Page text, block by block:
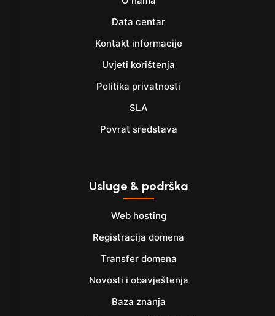
Data centar
Kontakt informacije
Uvjeti korištenja
Politika privatnosti
SLA
Povrat sredstava
Usluge & podrška
Web hosting
Registracija domena
Transfer domena
Novosti i obavještenja
Baza znanja